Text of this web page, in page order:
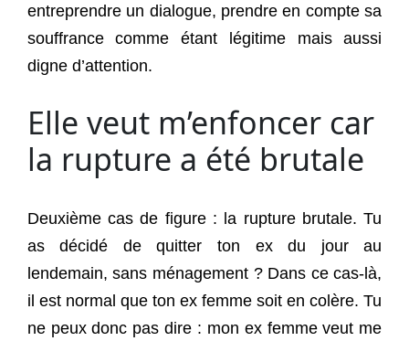
entreprendre un dialogue, prendre en compte sa
souffrance comme étant légitime mais aussi
digne d’attention.
Elle veut m’enfoncer car
la rupture a été brutale
Deuxième cas de figure : la rupture brutale. Tu
as décidé de quitter ton ex du jour au
lendemain, sans ménagement ? Dans ce cas-là,
il est normal que ton ex femme soit en colère. Tu
ne peux donc pas dire : mon ex femme veut me